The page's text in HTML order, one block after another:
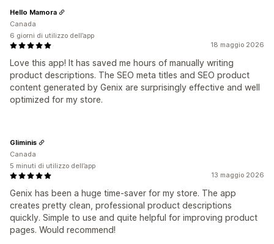
18 maggio 2026
Love this app! It has saved me hours of manually writing
product descriptions. The SEO meta titles and SEO product
content generated by Genix are surprisingly effective and well
optimized for my store.
Hello Mamora
Canada
6 giorni di utilizzo dell’app
13 maggio 2026
Genix has been a huge time-saver for my store. The app
creates pretty clean, professional product descriptions
quickly. Simple to use and quite helpful for improving product
pages. Would recommend!
Gliminis
Canada
5 minuti di utilizzo dell’app